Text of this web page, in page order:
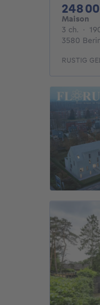
248
Maison
3 ch. 3
·
3580
RUSTIG